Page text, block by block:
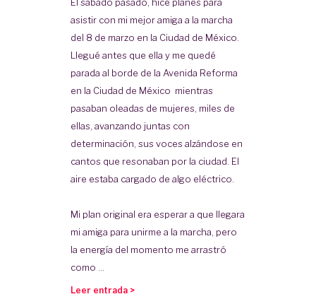
asistir con mi mejor amiga a la marcha
del 8 de marzo en la Ciudad de México.
Llegué antes que ella y me quedé
parada al borde de la Avenida Reforma
en la Ciudad de México mientras
pasaban oleadas de mujeres, miles de
ellas, avanzando juntas con
determinación, sus voces alzándose en
cantos que resonaban por la ciudad. El
aire estaba cargado de algo eléctrico.
Mi plan original era esperar a que llegara
mi amiga para unirme a la marcha, pero
la energía del momento me arrastró
como ...
Leer entrada >